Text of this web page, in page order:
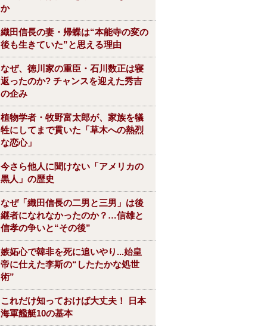
か
織田信長の妻・帰蝶は“本能寺の変の
後も生きていた”と思える理由
なぜ、徳川家の重臣・石川数正は寝
返ったのか? チャンスを迎えた秀吉
の企み
植物学者・牧野富太郎が、家族を犠
牲にしてまで貫いた「草木への熱烈
な恋心」
今さら他人に聞けない「アメリカの
黒人」の歴史
なぜ「織田信長の二男と三男」は後
継者になれなかったのか？…信雄と
信孝の争いと“その後”
嫉妬心で韓非を死に追いやり...始皇
帝に仕えた李斯の“したたかな処世
術”
これだけ知っておけば大丈夫！ 日本
海軍艦艇10の基本